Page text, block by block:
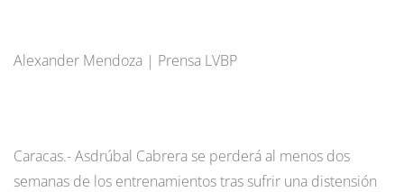
Alexander Mendoza | Prensa LVBP
Caracas.- Asdrúbal Cabrera se perderá al menos dos
semanas de los entrenamientos tras sufrir una distensión